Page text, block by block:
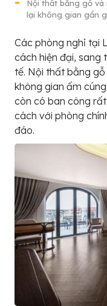
Nội thất bằng gỗ và
lại không gian gần
Các phòng nghỉ tại
cách hiện đại, sang
tế. Nội thất bằng
không gian ấm
còn có ban công
cách với phòng
đáo.